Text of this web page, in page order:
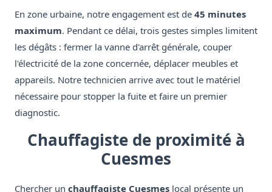
En zone urbaine, notre engagement est de 45 minutes
maximum. Pendant ce délai, trois gestes simples limitent
les dégâts : fermer la vanne d'arrêt générale, couper
l'électricité de la zone concernée, déplacer meubles et
appareils. Notre technicien arrive avec tout le matériel
nécessaire pour stopper la fuite et faire un premier
diagnostic.
Chauffagiste de proximité à
Cuesmes
Chercher un chauffagiste Cuesmes local présente un